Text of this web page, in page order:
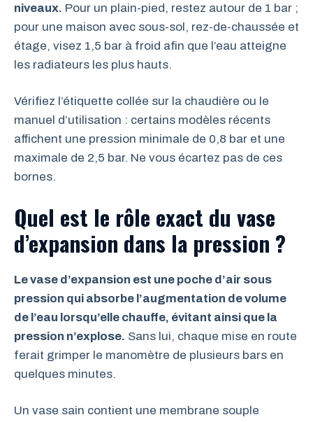
niveaux. Pour un plain-pied, restez autour de 1 bar ;
pour une maison avec sous-sol, rez-de-chaussée et
étage, visez 1,5 bar à froid afin que l’eau atteigne
les radiateurs les plus hauts.
Vérifiez l’étiquette collée sur la chaudière ou le
manuel d’utilisation : certains modèles récents
affichent une pression minimale de 0,8 bar et une
maximale de 2,5 bar. Ne vous écartez pas de ces
bornes.
Quel est le rôle exact du vase
d’expansion dans la pression ?
Le vase d’expansion est une poche d’air sous
pression qui absorbe l’augmentation de volume
de l’eau lorsqu’elle chauffe, évitant ainsi que la
pression n’explose. Sans lui, chaque mise en route
ferait grimper le manomètre de plusieurs bars en
quelques minutes.
Un vase sain contient une membrane souple